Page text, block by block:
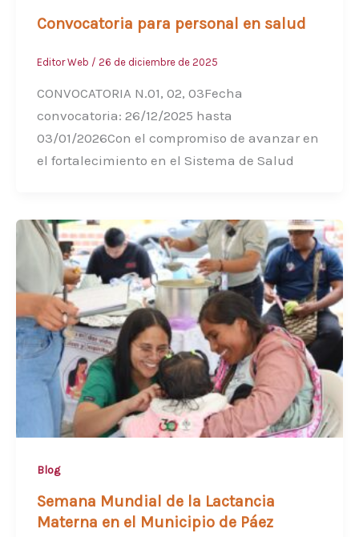
Convocatoria para personal en salud
Editor Web / 26 de diciembre de 2025
CONVOCATORIA N.01, 02, 03Fecha
convocatoria: 26/12/2025 hasta
03/01/2026Con el compromiso de avanzar en
el fortalecimiento en el Sistema de Salud
Blog
Semana Mundial de la Lactancia
Materna en el Municipio de Páez